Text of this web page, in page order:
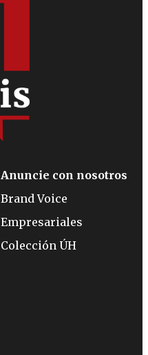
Anuncie con nosotros
Brand Voice
Empresariales
Colección ÚH